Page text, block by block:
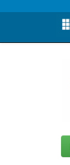
Skip